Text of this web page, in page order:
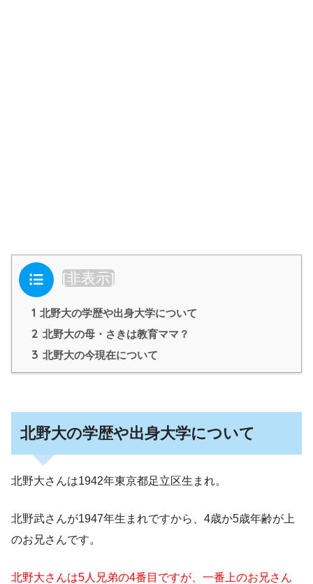
目次 [非表示]
1 北野大の学歴や出身大学について
2 北野大の母・さきは教育ママ？
3 北野大の今現在について
北野大の学歴や出身大学について
北野大さんは1942年東京都足立区生まれ。
北野武さんが1947年生まれですから、4歳か5歳年齢が上
のお兄さんです。
北野大さんは5人兄弟の4番目ですが、一番上のお兄さん